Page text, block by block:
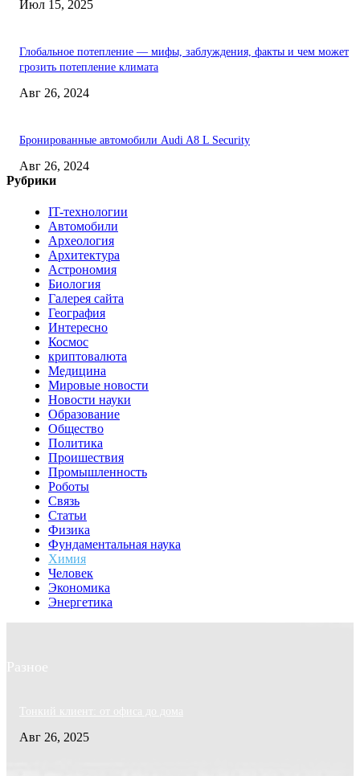
Июл 15, 2025
Глобальное потепление — мифы, заблуждения, факты и чем может
грозить потепление климата
Авг 26, 2024
Бронированные автомобили Audi A8 L Security
Авг 26, 2024
Рубрики
IT-технологии
Автомобили
Археология
Архитектура
Астрономия
Биология
Галерея сайта
География
Интересно
Космос
криптовалюта
Медицина
Мировые новости
Новости науки
Образование
Общество
Политика
Проишествия
Промышленность
Роботы
Связь
Статьи
Физика
Фундаментальная наука
Химия
Человек
Экономика
Энергетика
Разное
Тонкий клиент: от офиса до дома
Авг 26, 2025